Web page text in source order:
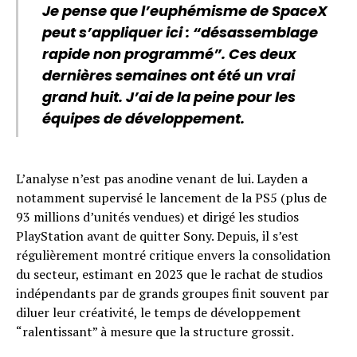
Je pense que l’euphémisme de SpaceX
peut s’appliquer ici : “désassemblage
rapide non programmé”. Ces deux
dernières semaines ont été un vrai
grand huit. J’ai de la peine pour les
équipes de développement.
L’analyse n’est pas anodine venant de lui. Layden a
notamment supervisé le lancement de la PS5 (plus de
93 millions d’unités vendues) et dirigé les studios
PlayStation avant de quitter Sony. Depuis, il s’est
régulièrement montré critique envers la consolidation
du secteur, estimant en 2023 que le rachat de studios
indépendants par de grands groupes finit souvent par
diluer leur créativité, le temps de développement
“ralentissant” à mesure que la structure grossit.